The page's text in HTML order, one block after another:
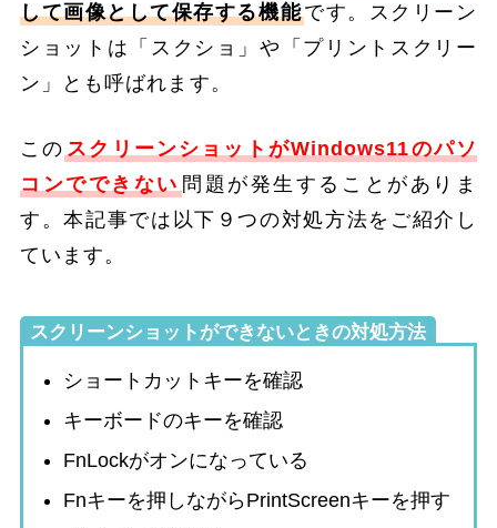
して画像として保存する機能です。スクリーン
ショットは「スクショ」や「プリントスクリー
ン」とも呼ばれます。
この スクリーンショットがWindows11のパソ
コンでできない 問題が発生することがありま
す。本記事では以下９つの対処方法をご紹介し
ています。
スクリーンショットができないときの対処方法
ショートカットキーを確認
キーボードのキーを確認
FnLockがオンになっている
Fnキーを押しながらPrintScreenキーを押す